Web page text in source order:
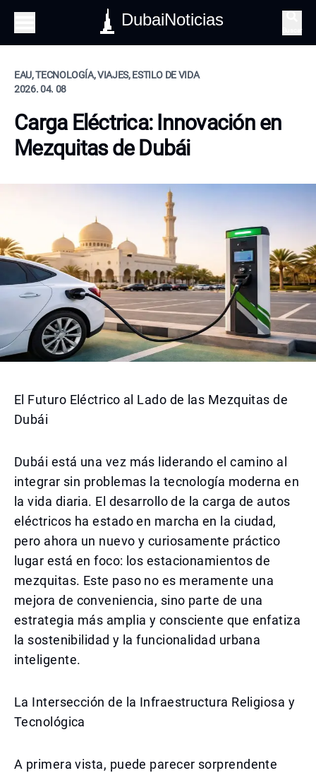
DubaiNoticias
EAU, TECNOLOGÍA, VIAJES, ESTILO DE VIDA
2026. 04. 08
Carga Eléctrica: Innovación en
Mezquitas de Dubái
El Futuro Eléctrico al Lado de las Mezquitas de
Dubái
Dubái está una vez más liderando el camino al
integrar sin problemas la tecnología moderna en
la vida diaria. El desarrollo de la carga de autos
eléctricos ha estado en marcha en la ciudad,
pero ahora un nuevo y curiosamente práctico
lugar está en foco: los estacionamientos de
mezquitas. Este paso no es meramente una
mejora de conveniencia, sino parte de una
estrategia más amplia y consciente que enfatiza
la sostenibilidad y la funcionalidad urbana
inteligente.
La Intersección de la Infraestructura Religiosa y
Tecnológica
A primera vista, puede parecer sorprendente